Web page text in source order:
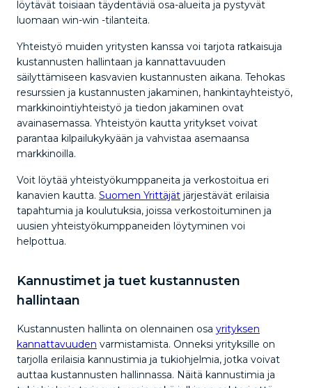
löytävät toisiaan täydentäviä osa-alueita ja pystyvät
luomaan win-win -tilanteita.
Yhteistyö muiden yritysten kanssa voi tarjota ratkaisuja
kustannusten hallintaan ja kannattavuuden
säilyttämiseen kasvavien kustannusten aikana. Tehokas
resurssien ja kustannusten jakaminen, hankintayhteistyö,
markkinointiyhteistyö ja tiedon jakaminen ovat
avainasemassa. Yhteistyön kautta yritykset voivat
parantaa kilpailukykyään ja vahvistaa asemaansa
markkinoilla.
Voit löytää yhteistyökumppaneita ja verkostoitua eri
kanavien kautta. Suomen Yrittäjät järjestävät erilaisia
tapahtumia ja koulutuksia, joissa verkostoituminen ja
uusien yhteistyökumppaneiden löytyminen voi
helpottua.
Kannustimet ja tuet kustannusten
hallintaan
Kustannusten hallinta on olennainen osa yrityksen
kannattavuuden varmistamista. Onneksi yrityksille on
tarjolla erilaisia kannustimia ja tukiohjelmia, jotka voivat
auttaa kustannusten hallinnassa. Näitä kannustimia ja